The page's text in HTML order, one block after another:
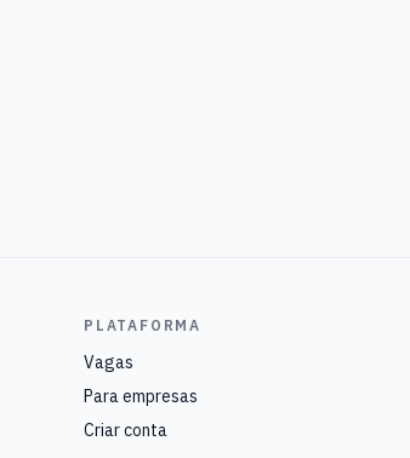
PLATAFORMA
Vagas
Para empresas
Criar conta